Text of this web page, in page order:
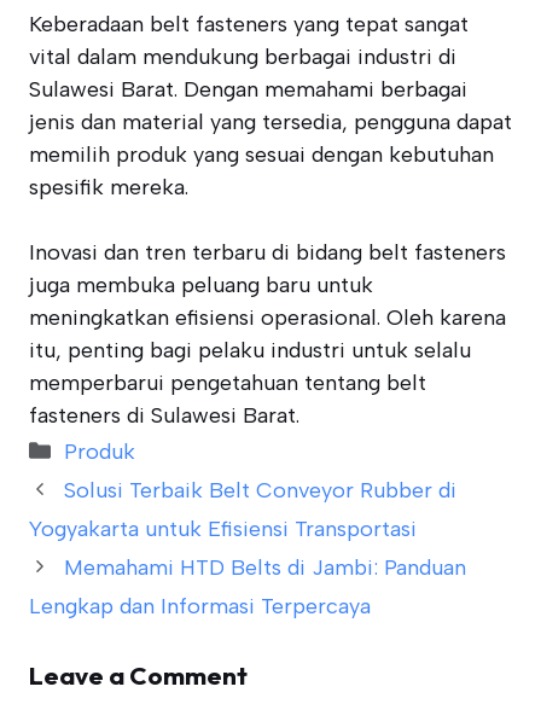
Keberadaan belt fasteners yang tepat sangat
vital dalam mendukung berbagai industri di
Sulawesi Barat. Dengan memahami berbagai
jenis dan material yang tersedia, pengguna dapat
memilih produk yang sesuai dengan kebutuhan
spesifik mereka.
Inovasi dan tren terbaru di bidang belt fasteners
juga membuka peluang baru untuk
meningkatkan efisiensi operasional. Oleh karena
itu, penting bagi pelaku industri untuk selalu
memperbarui pengetahuan tentang belt
fasteners di Sulawesi Barat.
Categories
Produk
Solusi Terbaik Belt Conveyor Rubber di
Yogyakarta untuk Efisiensi Transportasi
Memahami HTD Belts di Jambi: Panduan
Lengkap dan Informasi Terpercaya
Leave a Comment